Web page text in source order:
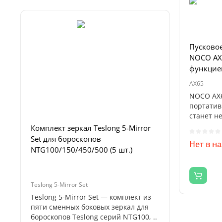
Комплект зеркал Teslong 5-Mirror
Set для бороскопов
NTG100/150/450/500 (5 шт.)
Teslong 5-Mirror Set
Teslong 5-Mirror Set — комплект из
пяти сменных боковых зеркал для
бороскопов Teslong серий NTG100, ..
992D-III
NOCO
AX65
NOCO
станет
Нет в